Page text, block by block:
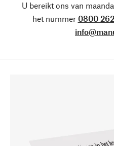
U bereikt ons van
het nummer 0800